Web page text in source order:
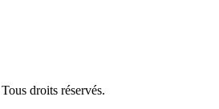
droits réservés.